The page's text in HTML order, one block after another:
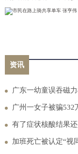
资讯
广东一幼童误吞磁
广州一女子被骗532
有了症状核酸结果
加班死亡被认定“视